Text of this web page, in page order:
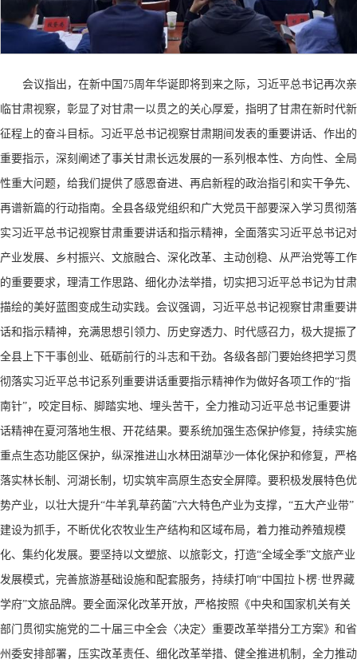
会议指出，在新中国 75周年华诞即将到来之际，习近平总书记再次亲
临甘肃视察，彰显了对甘肃一以贯之的关心厚爱，指明了甘肃在新时代新
征程上的奋斗目标。习近平总书记视察甘肃期间发表的重要讲话、作出的
重要指示，深刻阐述了事关甘肃长远发展的一系列根本性、方向性、全局
性重大问题，给我们提供了感恩奋进、再启新程的政治指引和实干争先、
再谱新篇的行动指南。全县各级党组织和广大党员干部要深入学习贯彻落
实习近平总书记视察甘肃重要讲话和指示精神，全面落实习近平总书记对
产业发展、乡村振兴、文旅融合、深化改革、主动创稳、从严治党等工作
的重要要求，理清工作思路、细化办法举措，切实把习近平总书记为甘肃
描绘的美好蓝图变成生动实践。会议强调，习近平总书记视察甘肃重要讲
话和指示精神，充满思想引领力、历史穿透力、时代感召力，极大提振了
全县上下干事创业、砥砺前行的斗志和干劲。各级各部门要始终把学习贯
彻落实习近平总书记系列重要讲话重要指示精神作为做好各项工作的“指
南针”，咬定目标、脚踏实地、埋头苦干，全力推动习近平总书记重要讲
话精神在夏河落地生根、开花结果。要系统加强生态保护修复，持续实施
重点生态功能区保护，纵深推进山水林田湖草沙一体化保护和修复，严格
落实林长制、河湖长制，切实筑牢高原生态安全屏障。要积极发展特色优
势产业，以壮大提升“牛羊乳草药菌”六大特色产业为支撑，“五大产业带”
建设为抓手，不断优化农牧业生产结构和区域布局，着力推动养殖规模
化、集约化发展。要坚持以文塑旅、以旅彰文，打造“全域全季”文旅产业
发展模式，完善旅游基础设施和配套服务，持续打响“中国拉卜楞·世界藏
学府”文旅品牌。要全面深化改革开放，严格按照《中央和国家机关有关
部门贯彻实施党的二十届三中全会〈决定〉重要改革举措分工方案》和省
州委安排部署，压实改革责任、细化改革举措、健全推进机制，全力推动